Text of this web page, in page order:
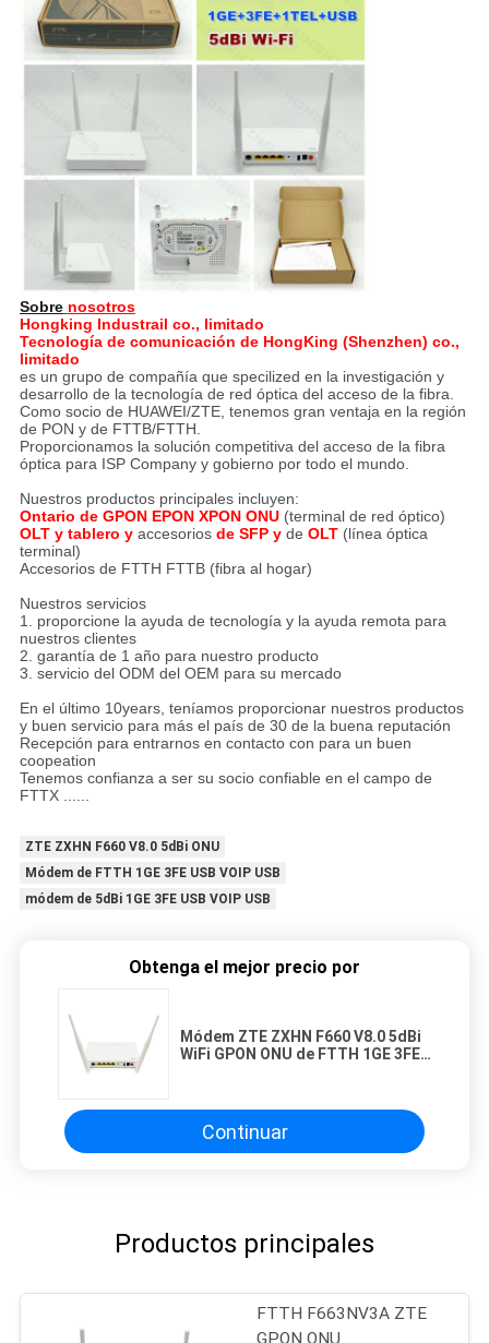
Sobre nosotros
Hongking Industrail co., limitado
Tecnología de comunicación de HongKing (Shenzhen) co.,
limitado
es un grupo de compañía que specilized en la investigación y
desarrollo de la tecnología de red óptica del acceso de la fibra.
Como socio de HUAWEI/ZTE, tenemos gran ventaja en la región
de PON y de FTTB/FTTH.
Proporcionamos la solución competitiva del acceso de la fibra
óptica para ISP Company y gobierno por todo el mundo.
Nuestros productos principales incluyen:
Ontario de GPON EPON XPON ONU(terminal de red óptico)
OLT y tablero yaccesorios de SFP yde OLT(línea óptica
terminal)
Accesorios de FTTH FTTB (fibra al hogar)
Nuestros servicios
1. proporcione la ayuda de tecnología y la ayuda remota para
nuestros clientes
2. garantía de 1 año para nuestro producto
3. servicio del ODM del OEM para su mercado
En el último 10years, teníamos proporcionar nuestros productos
y buen servicio para más el país de 30 de la buena reputación
Recepción para entrarnos en contacto con para un buen
coopeation
Tenemos confianza a ser su socio confiable en el campo de
FTTX ......
ZTE ZXHN F660 V8.0 5dBi ONU
Módem de FTTH 1GE 3FE USB VOIP USB
módem de 5dBi 1GE 3FE USB VOIP USB
Obtenga el mejor precio por
Módem ZTE ZXHN F660 V8.0 5dBi
WiFi GPON ONU de FTTH 1GE 3FE
Continuar
Productos principales
FTTH F663NV3A ZTE
GPON ONU